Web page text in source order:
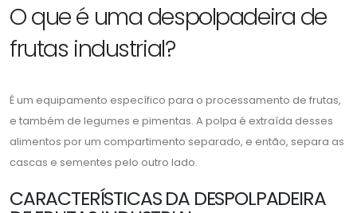
O que é uma despolpadeira de
frutas industrial?
É um equipamento específico para o processamento de frutas,
e também de legumes e pimentas. A polpa é extraída desses
alimentos por um compartimento separado, e então, separa as
cascas e sementes pelo outro lado.
CARACTERÍSTICAS DA DESPOLPADEIRA